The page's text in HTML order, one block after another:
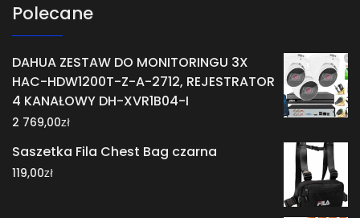
Polecane
DAHUA ZESTAW DO MONITORINGU 3X
HAC-HDW1200T-Z-A-2712, REJESTRATOR
4 KANAŁOWY DH-XVR1B04-I
2 769,00zł
Saszetka Fila Chest Bag czarna
119,00zł